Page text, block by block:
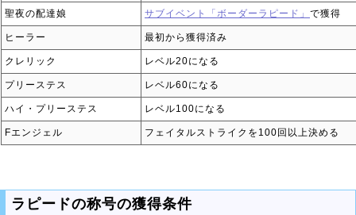
聖夜の配達娘 サブイベント「ボーダーラピード」 で獲得
ヒーラー 最初から獲得済み
クレリック レベル20になる
プリーステス レベル60になる
ハイ・プリーステス レベル100になる
Fエンジェル フェイタルストライクを100回以上決める
ラピードの称号の獲得条件